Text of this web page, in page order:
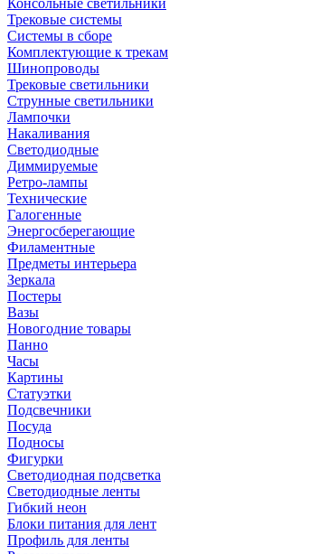
Консольные светильники
Трековые системы
Системы в сборе
Комплектующие к трекам
Шинопроводы
Трековые светильники
Струнные светильники
Лампочки
Накаливания
Светодиодные
Диммируемые
Ретро-лампы
Технические
Галогенные
Энергосберегающие
Филаментные
Предметы интерьера
Зеркала
Постеры
Вазы
Новогодние товары
Панно
Часы
Картины
Статуэтки
Подсвечники
Посуда
Подносы
Фигурки
Светодиодная подсветка
Светодиодные ленты
Гибкий неон
Блоки питания для лент
Профиль для ленты